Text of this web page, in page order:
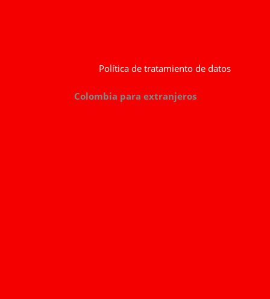
Política de tratamiento de datos
Colombia para extranjeros